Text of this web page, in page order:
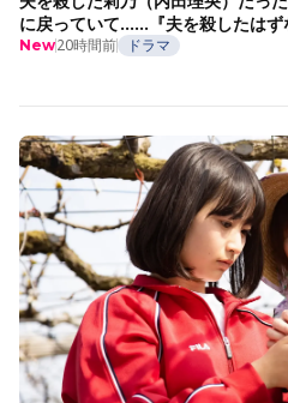
に戻っていて……『夫を殺したはず
New20時間前 ドラマ